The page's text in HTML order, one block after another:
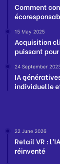
Comment
15 May 2025
Acquisition
puissant
24 September
IA
individuelle
22 June 2026
Retail VR :
réinventé